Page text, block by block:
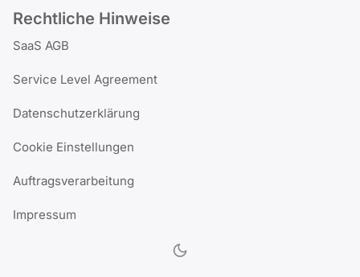
Rechtliche Hinweise
SaaS AGB
Service Level Agreement
Datenschutzerklärung
Cookie Einstellungen
Auftragsverarbeitung
Impressum